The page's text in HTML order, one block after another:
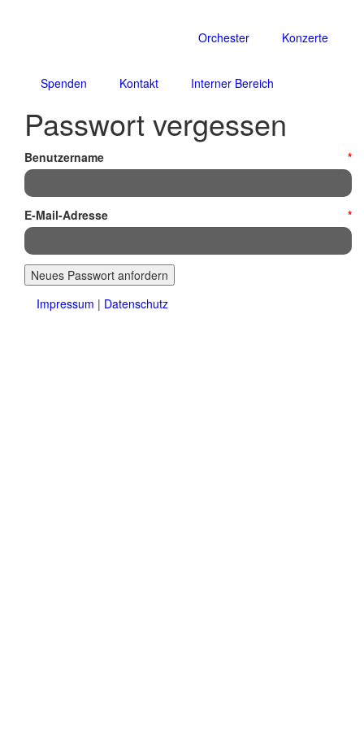
Orchester Konzerte
Spenden Kontakt Interner Bereich
Passwort vergessen
Benutzername *
E-Mail-Adresse *
Neues Passwort anfordern
Impressum | Datenschutz